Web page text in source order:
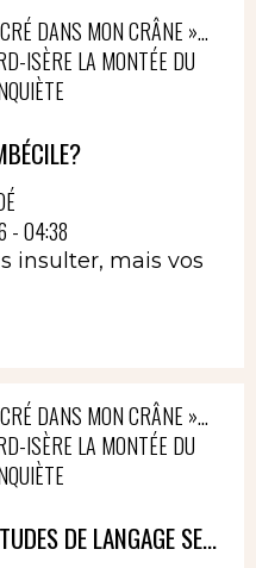
DANS MON CRÂNE »…
ISÈRE LA MONTÉE DU
- 04:38
insulter, mais vos
DANS MON CRÂNE »…
ISÈRE LA MONTÉE DU
DE LANGAGE SE...